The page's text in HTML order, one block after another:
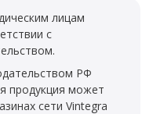
лицам
с
РФ
продукция может
сети Vintegra